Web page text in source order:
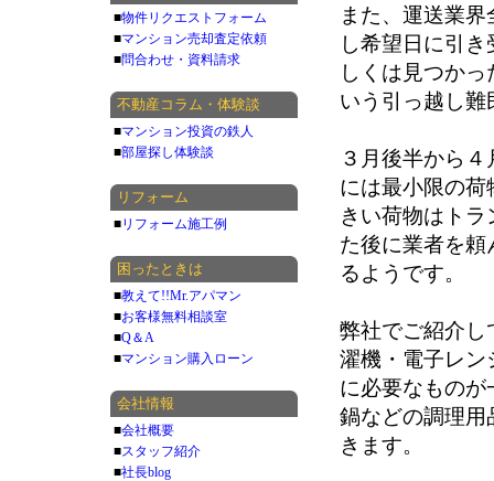
また、運送業
し希望日に引
しくは見つか
いう引っ越し
３月後半から
には最小限の
きい荷物はト
た後に業者を
るようです。
弊社でご紹介し
濯機・電子レン
に必要なもの
鍋などの調理用
きます。
■物件リクエストフォーム
■マンション売却査定依頼
■問合わせ・資料請求
不動産コラム・体験談
■マンション投資の鉄人
■部屋探し体験談
リフォーム
■リフォーム施工例
困ったときは
■教えて!!Mr.アパマン
■お客様無料相談室
■Q＆A
■マンション購入ローン
会社情報
■会社概要
■スタッフ紹介
■社長blog